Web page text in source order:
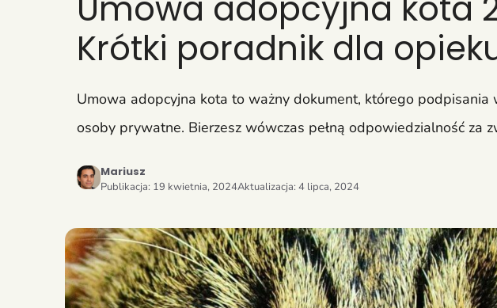
Krótki poradnik dla
Umowa adopcyjna kota to ważny dokument, którego
osoby prywatne. Bierzesz wówczas pełną odpowiedzialność za
Mariusz
Publikacja: 19 kwietnia, 2024Aktualizacja: 4 lipca, 2024